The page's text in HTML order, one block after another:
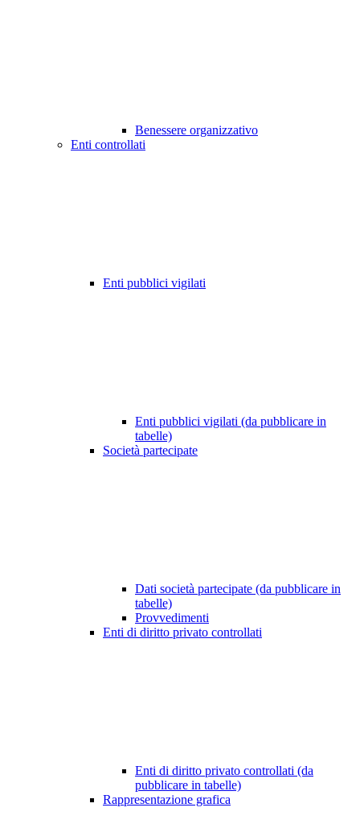
Benessere organizzativo
Enti controllati
Enti pubblici vigilati
Enti pubblici vigilati (da pubblicare in
tabelle)
Società partecipate
Dati società partecipate (da pubblicare in
tabelle)
Provvedimenti
Enti di diritto privato controllati
Enti di diritto privato controllati (da
pubblicare in tabelle)
Rappresentazione grafica